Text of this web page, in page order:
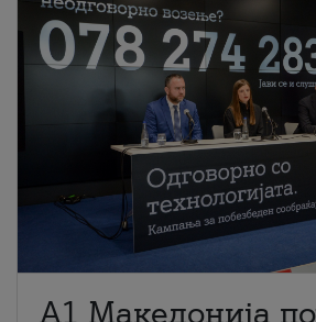
A1 Македонија